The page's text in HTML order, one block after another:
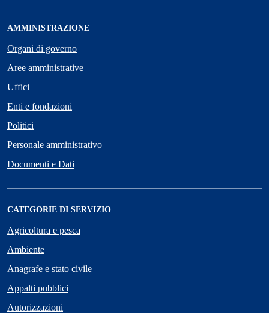
AMMINISTRAZIONE
Organi di governo
Aree amministrative
Uffici
Enti e fondazioni
Politici
Personale amministrativo
Documenti e Dati
CATEGORIE DI SERVIZIO
Agricoltura e pesca
Ambiente
Anagrafe e stato civile
Appalti pubblici
Autorizzazioni